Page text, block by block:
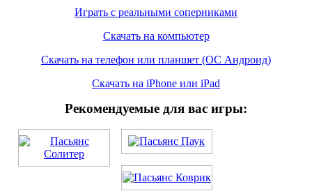
Играть с реальными соперниками
Скачать на компьютер
Скачать на телефон или планшет (ОС Андроид)
Скачать на iPhone или iPad
Рекомендуемые для вас игры: